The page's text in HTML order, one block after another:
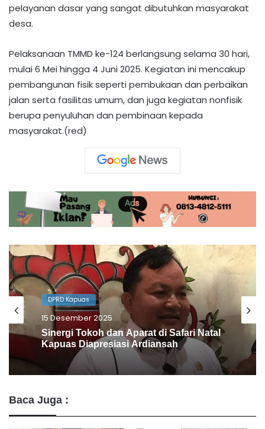
pelayanan dasar yang sangat dibutuhkan masyarakat
desa.
Pelaksanaan TMMD ke-124 berlangsung selama 30 hari,
mulai 6 Mei hingga 4 Juni 2025. Kegiatan ini mencakup
pembangunan fisik seperti pembukaan dan perbaikan
jalan serta fasilitas umum, dan juga kegiatan nonfisik
berupa penyuluhan dan pembinaan kepada
masyarakat.(red)
DPRD Kapuas
13 Desember 2025
Dewan Ini Dukung Pendekatan Humanis
Bapas dan Pemkab Kapuas
Baca Juga :